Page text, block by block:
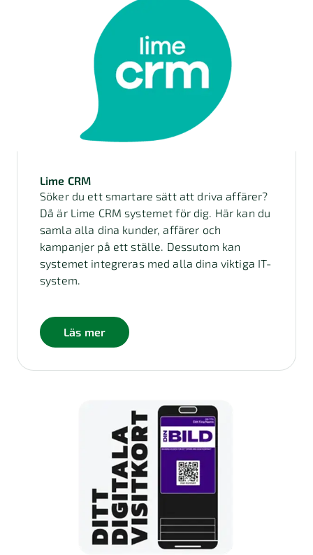
Lime CRM
Söker du ett smartare sätt att driva affärer?
Då är Lime CRM systemet för dig. Här kan du
samla alla dina kunder, affärer och
kampanjer på ett ställe. Dessutom kan
systemet integreras med alla dina viktiga IT-
system.
Läs mer